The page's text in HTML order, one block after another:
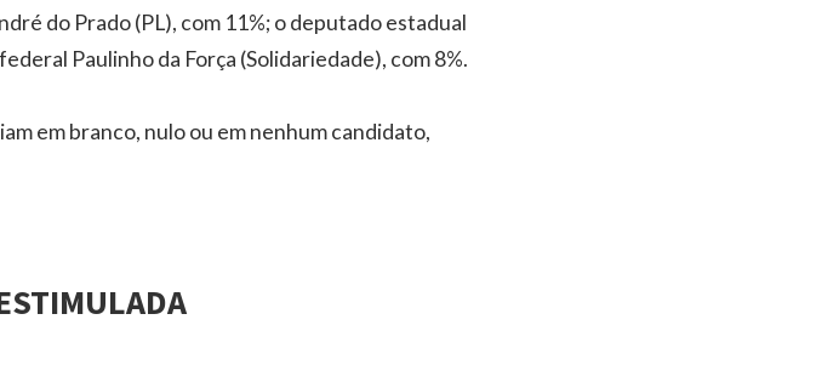
do Prado (PL), com 11%; o deputado estadual
Paulinho da Força (Solidariedade), com 8%.
em branco, nulo ou em nenhum candidato,